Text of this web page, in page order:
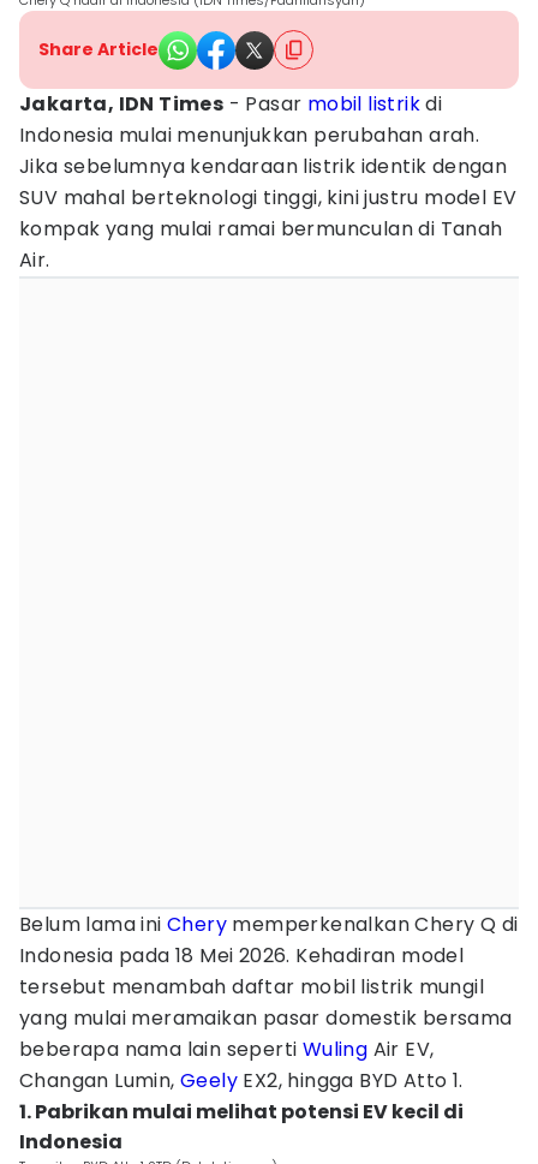
Share Article
Jakarta, IDN Times - Pasar mobil listrikdi
Indonesia mulai menunjukkan perubahan arah.
Jika sebelumnya kendaraan listrik identik dengan
SUV mahal berteknologi tinggi, kini justru model EV
kompak yang mulai ramai bermunculan di Tanah
Air.
Belum lama iniChery memperkenalkan Chery Q di
Indonesia pada 18 Mei 2026. Kehadiran model
tersebut menambah daftar mobil listrik mungil
yang mulai meramaikan pasar domestik bersama
beberapa nama lain seperti Wuling Air EV,
Changan Lumin, Geely EX2, hingga BYD Atto 1.
1. Pabrikan mulai melihat potensi EV kecil di
Indonesia